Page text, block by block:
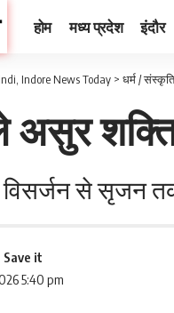
होम मध्य प्रदेश इंदौर
Indore News Today > धर्म / संस्कृति
विसर्जन से सृजन
5:40 pm